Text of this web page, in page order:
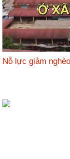
Nỗ lực giảm